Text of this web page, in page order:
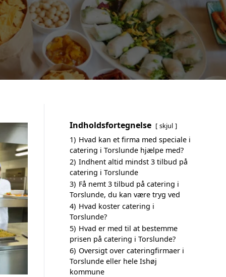
Indholdsfortegnelse skjul
1) Hvad kan et firma med speciale i
catering i Torslunde hjælpe med?
2) Indhent altid mindst 3 tilbud på
catering i Torslunde
3) Få nemt 3 tilbud på catering i
Torslunde, du kan være tryg ved
4) Hvad koster catering i
Torslunde?
5) Hvad er med til at bestemme
prisen på catering i Torslunde?
6) Oversigt over cateringfirmaer i
Torslunde eller hele Ishøj
kommune